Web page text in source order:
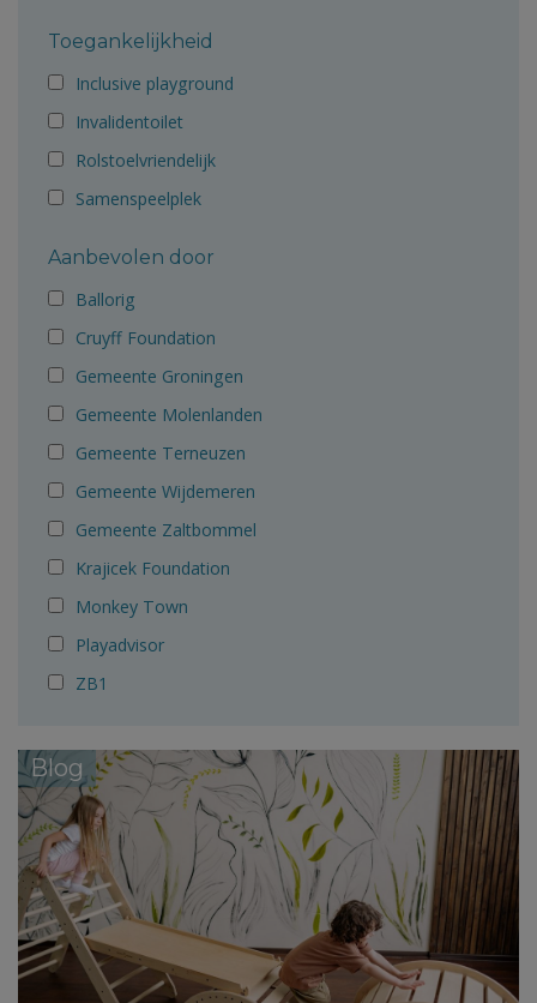
Toegankelijkheid
Inclusive playground
Invalidentoilet
Rolstoelvriendelijk
Samenspeelplek
Aanbevolen door
Ballorig
Cruyff Foundation
Gemeente Groningen
Gemeente Molenlanden
Gemeente Terneuzen
Gemeente Wijdemeren
Gemeente Zaltbommel
Krajicek Foundation
Monkey Town
Playadvisor
ZB1
Blog